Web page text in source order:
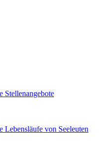
Stellenangebote
Lebensläufe von Seeleuten